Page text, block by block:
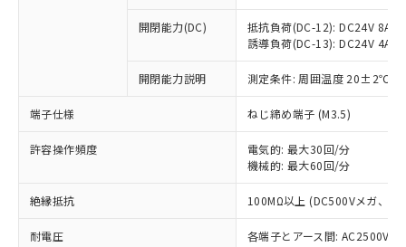
開閉能力(DC)
抵抗負荷(DC-12): DC24V 8A/
誘導負荷(DC-13): DC24V 4A/
開閉能力説明 測定条件: 周囲温度 20±2℃、
端子仕様 ねじ締め端子 (M3.5)
許容操作頻度
電気的: 最大30回/分
機械的: 最大60回/分
絶縁抵抗 100MΩ以上 (DC500Vメガ、点
耐電圧
各端子とアース間: AC2500V
本サービスは、当社制御機器事業取扱
商品の当社在庫状況および標準価格
(税抜)を提供させていただくもので
当社制御機器事業取扱商品の中には、
本サービスの対象外となる商品もある
ことをご了承ください。
在庫状況および標準価格照会結果は、
記載している更新日時点での社内デー
タに基づき作成されるものであり、閲
覧された時点での実際の在庫および標
準価格とは異なる場合があることをご
調査・確認中：EU RoHS指令（10物質）の
非含有の対応状況を調査中または確認中の
非該当品：ライセンス料など無形物で、有
害物質有無と関係のない商品です。
仕入先様の事情により、非含有部品として
いたものが、含有品と判明した場合などや
むを得ず変更することがあります。
*EU RoHS指令（10物質）：
鉛(Pb) 1000ppm以下、 水銀(Hg) 1000ppm以下、 カド
六価クロム(Cr(Ⅵ)) 1000ppm以下、ポリ臭化ビフェニル
※1 中国RoHS○×表
「○」：最大均質材料含有率が中国RoHSの
基準値以下であることを示します。
「×」：最大均質材料含有率が中国RoHSの
基準値を超えていることを示します。
「－」：未確認です。当社販売部門へお問
*中国RoHS10物質の基準値 (GB/T26572)：
当社は、これら貴社製品のうち、外国
為替および外国貿易法に定める商品
（以下｢規制貨物等」という）を輸出
または国外への提供する場合は、日本
国政府の輸出許可(または役務取引許
可)を取得するなどの必要な手続きを